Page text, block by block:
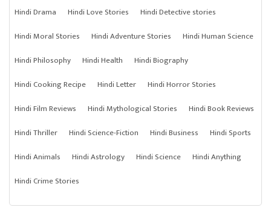
Hindi Drama
Hindi Love Stories
Hindi Detective stories
Hindi Moral Stories
Hindi Adventure Stories
Hindi Human Science
Hindi Philosophy
Hindi Health
Hindi Biography
Hindi Cooking Recipe
Hindi Letter
Hindi Horror Stories
Hindi Film Reviews
Hindi Mythological Stories
Hindi Book Reviews
Hindi Thriller
Hindi Science-Fiction Hindi Business
Hindi Sports
Hindi Animals
Hindi Astrology Hindi Science
Hindi Anything
Hindi Crime Stories